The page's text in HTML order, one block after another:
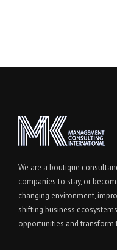
We are a boutique
companies to stay, or
changing environment,
shifting business
opportunities and transform